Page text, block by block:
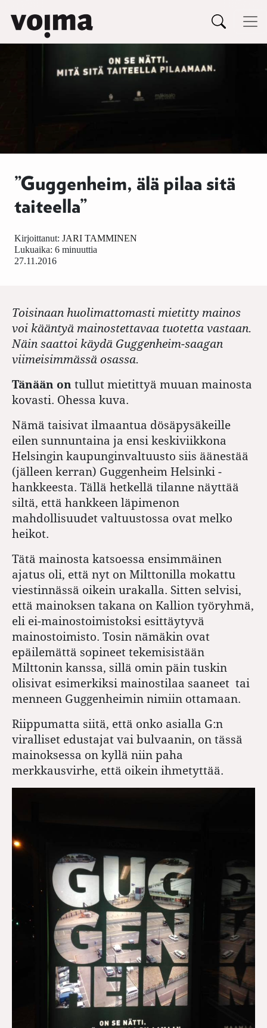
Siirry sisältöön
Päävalikko
”Guggenheim, älä pilaa sitä
taiteella”
27.11.2016
Kirjoittanut: JARI TAMMINEN
Lukuaika: 6 minuuttia
Toisinaan huolimattomasti mietitty mainos
voi kääntyä mainostettavaa tuotetta vastaan.
Näin saattoi käydä Guggenheim-saagan
viimeisimmässä osassa.
Tänään on tullut mietittyä muuan mainosta
kovasti. Ohessa kuva.
Nämä taisivat ilmaantua dösäpysäkeille
eilen sunnuntaina ja ensi keskiviikkona
Helsingin kaupunginvaltuusto siis äänestää
(jälleen kerran) Guggenheim Helsinki -
hankkeesta. Tällä hetkellä tilanne näyttää
siltä, että hankkeen läpimenon
mahdollisuudet valtuustossa ovat melko
heikot.
Tätä mainosta katsoessa ensimmäinen
ajatus oli, että nyt on Milttonilla mokattu
viestinnässä oikein urakalla. Sitten selvisi,
että mainoksen takana on Kallion työryhmä,
eli ei-mainostoimistoksi esittäytyvä
mainostoimisto. Tosin nämäkin ovat
epäilemättä sopineet tekemisistään
Milttonin kanssa, sillä omin päin tuskin
olisivat esimerkiksi mainostilaa saaneet tai
menneen Guggenheimin nimiin ottamaan.
Riippumatta siitä, että onko asialla G:n
viralliset edustajat vai bulvaanin, on tässä
mainoksessa on kyllä niin paha
merkkausvirhe, että oikein ihmetyttää.